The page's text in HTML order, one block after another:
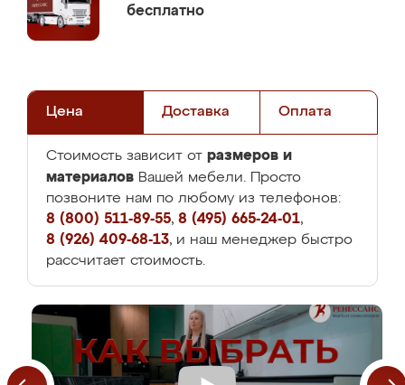
бесплатно
Цена Доставка Оплата
Стоимость зависит от размеров и
материалов Вашей мебели. Просто
позвоните нам по любому из телефонов:
8 (800) 511-89-55, 8 (495) 665-24-01,
8 (926) 409-68-13, и наш менеджер быстро
рассчитает стоимость.